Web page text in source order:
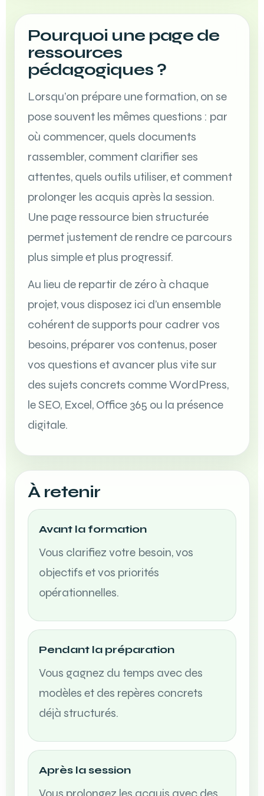
Pourquoi une page de
ressources
pédagogiques ?
Lorsqu’on prépare une formation, on se
pose souvent les mêmes questions : par
où commencer, quels documents
rassembler, comment clarifier ses
attentes, quels outils utiliser, et comment
prolonger les acquis après la session.
Une page ressource bien structurée
permet justement de rendre ce parcours
plus simple et plus progressif.
Au lieu de repartir de zéro à chaque
projet, vous disposez ici d’un ensemble
cohérent de supports pour cadrer vos
besoins, préparer vos contenus, poser
vos questions et avancer plus vite sur
des sujets concrets comme WordPress,
le SEO, Excel, Office 365 ou la présence
digitale.
À retenir
Avant la formation
Vous clarifiez votre besoin, vos
objectifs et vos priorités
opérationnelles.
Pendant la préparation
Vous gagnez du temps avec des
modèles et des repères concrets
déjà structurés.
Après la session